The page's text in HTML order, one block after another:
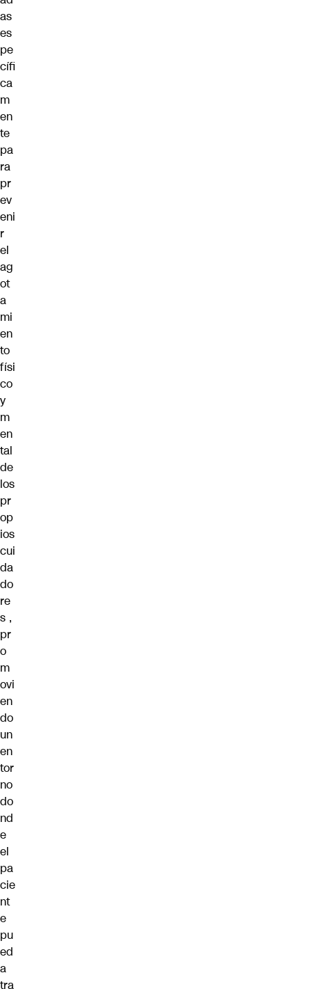
as
es
pe
cífi
ca
m
en
te
pa
ra
pr
ev
eni
r
el
ag
ot
a
mi
en
to
físi
co
y
m
en
tal
de
los
pr
op
ios
cui
da
do
re
s ,
pr
o
m
ovi
en
do
un
en
tor
no
do
nd
e
el
pa
cie
nt
e
pu
ed
a
tra